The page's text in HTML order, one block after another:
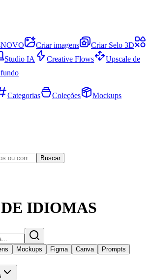
NOVO Criar imagens
Criar Selo 3D
Studio IA Creative Flows
Upscale de
Categorias Coleções Mockups
Buscar
IDIOMAS
Mockups Figma Canva
Prompts